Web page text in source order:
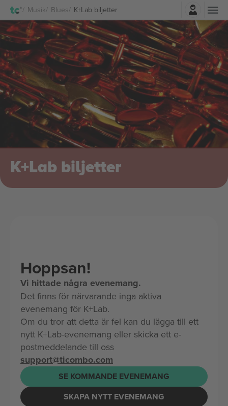
Musik Blues K+Lab biljetter
K+Lab biljetter
Hoppsan!
Vi hittade några evenemang.
Det finns för närvarande inga aktiva
evenemang för K+Lab.
Om du tror att detta är fel kan du lägga till ett
nytt K+Lab-evenemang eller skicka ett e-
postmeddelande till oss
support@ticombo.com
SE KOMMANDE EVENEMANG
SKAPA NYTT EVENEMANG